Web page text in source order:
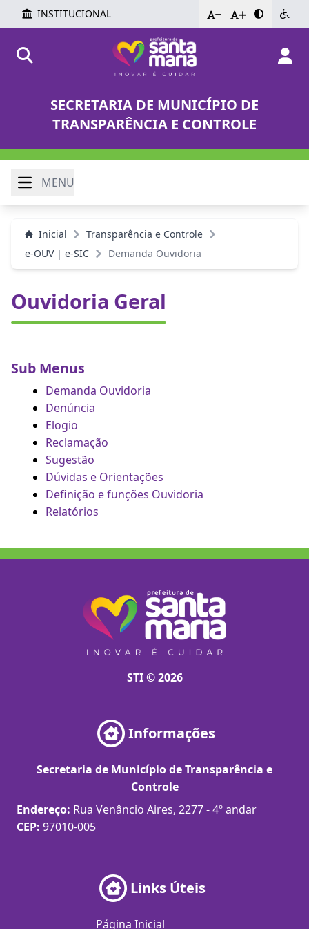
INSTITUCIONAL - +
SECRETARIA DE MUNICÍPIO DE
TRANSPARÊNCIA E CONTROLE
MENU
Inicial
Transparência e Controle
e-OUV | e-SIC
Demanda Ouvidoria
Ouvidoria Geral
Sub Menus
Demanda Ouvidoria
Denúncia
Elogio
Reclamação
Sugestão
Dúvidas e Orientações
Definição e funções Ouvidoria
Relatórios
STI © 2026
Informações
Secretaria de Município de Transparência e
Controle
Endereço: Rua Venâncio Aires, 2277 - 4º andar
CEP: 97010-005
Links Úteis
Página Inicial